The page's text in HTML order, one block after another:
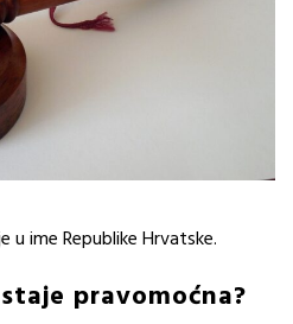
u ime Republike Hrvatske.
pravomoćna?